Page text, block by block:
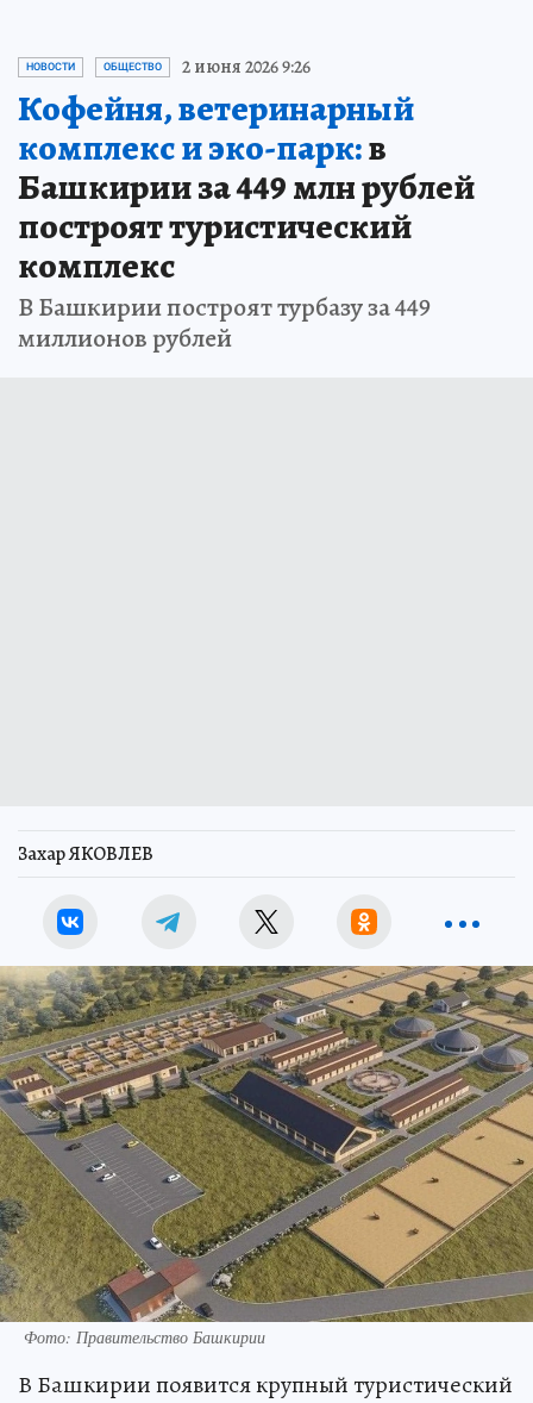
НОВОСТИ ОБЩЕСТВО 2 июня 2026 9:26
Кофейня, ветеринарный
комплекс и эко-парк:в
Башкирии за 449 млн рублей
построят туристический
комплекс
В Башкирии построят турбазу за 449
миллионов рублей
Захар ЯКОВЛЕВ
Фото: Правительство Башкирии
В Башкирии появится крупный туристический